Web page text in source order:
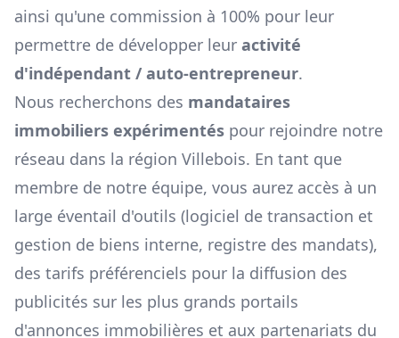
ainsi qu'une commission à 100% pour leur
permettre de développer leur activité
d'indépendant / auto-entrepreneur.
Nous recherchons des mandataires
immobiliers expérimentés pour rejoindre notre
réseau dans la région Villebois. En tant que
membre de notre équipe, vous aurez accès à un
large éventail d'outils (logiciel de transaction et
gestion de biens interne, registre des mandats),
des tarifs préférenciels pour la diffusion des
publicités sur les plus grands portails
d'annonces immobilières et aux partenariats du